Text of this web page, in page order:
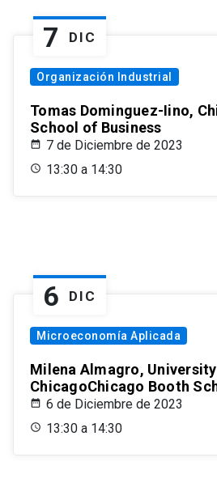
7 DIC
Organización Industrial
Tomas Dominguez-Iino,
School of Business
7 de Diciembre de 2023
13:30 a 14:30
6 DIC
Microeconomía Aplicada
Milena Almagro,
ChicagoChicago Booth
6 de Diciembre de 2023
13:30 a 14:30